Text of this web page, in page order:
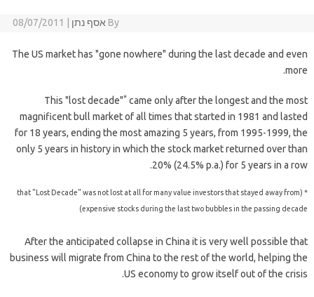
By אסף נתן 08/07/2011
The US market has "gone nowhere" during the last decade and even
more.
This "lost decade"*came only after the longest and the most
magnificent bull market of all times that started in 1981 and lasted
for 18 years, ending the most amazing 5 years, from 1995-1999, the
only 5 years in history in which the stock market returned over than
20% (24.5% p.a.) for 5 years in a row.
* (that "Lost Decade" was not lost at all for many value investors that stayed away from
expensive stocks during the last two bubbles in the passing decade)
After the anticipated collapse in China it is very well possible that
business will migrate from China to the rest of the world, helping the
US economy to grow itself out of the crisis.